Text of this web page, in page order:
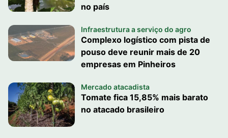
no país
Infraestrutura a serviço do agro
Complexo logístico com pista de
pouso deve reunir mais de 20
empresas em Pinheiros
Mercado atacadista
Tomate fica 15,85% mais barato
no atacado brasileiro